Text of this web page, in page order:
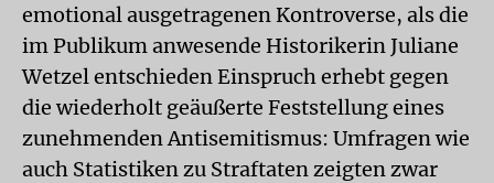
emotional ausgetragenen Kontroverse, als die
im Publikum anwesende Historikerin Juliane
Wetzel entschieden Einspruch erhebt gegen
die wiederholt geäußerte Feststellung eines
zunehmenden Antisemitismus: Umfragen wie
auch Statistiken zu Straftaten zeigten zwar